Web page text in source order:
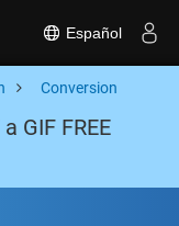
Español
Conversion
GIF FREE